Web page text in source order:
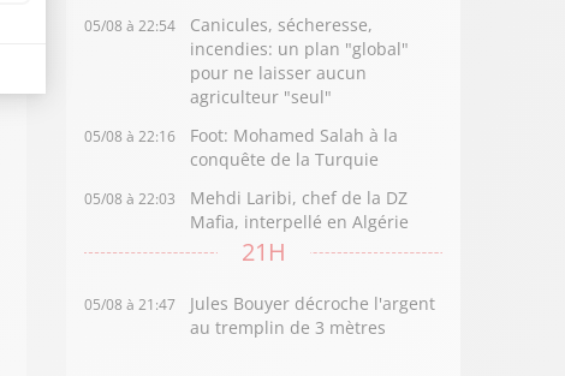
05/08 à 22:54
Canicules, sécheresse,
incendies: un plan "global"
pour ne laisser aucun
agriculteur "seul"
05/08 à 22:16
Foot: Mohamed Salah à la
conquête de la Turquie
05/08 à 22:03
Mehdi Laribi, chef de la DZ
Mafia, interpellé en Algérie
21H
05/08 à 21:47
Jules Bouyer décroche l'argent
au tremplin de 3 mètres